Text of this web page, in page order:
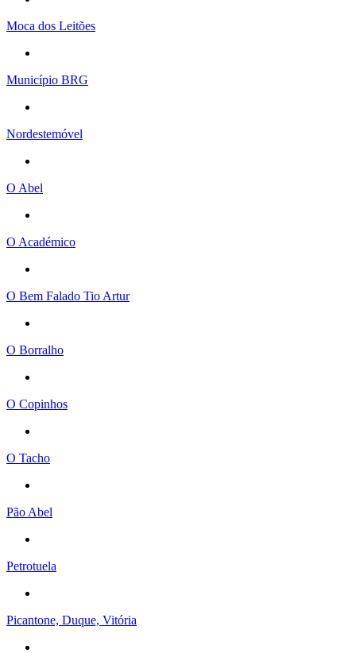
Moca dos Leitões
Município BRG
Nordestemóvel
O Abel
O Académico
O Bem Falado Tio Artur
O Borralho
O Copinhos
O Tacho
Pão Abel
Petrotuela
Picantone, Duque, Vitória